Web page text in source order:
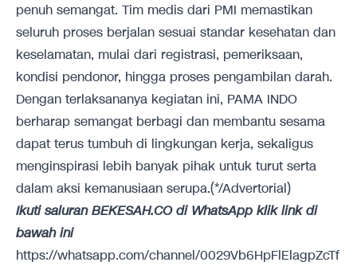
penuh semangat. Tim medis dari PMI memastikan
seluruh proses berjalan sesuai standar kesehatan dan
keselamatan, mulai dari registrasi, pemeriksaan,
kondisi pendonor, hingga proses pengambilan darah.
Dengan terlaksananya kegiatan ini, PAMA INDO
berharap semangat berbagi dan membantu sesama
dapat terus tumbuh di lingkungan kerja, sekaligus
menginspirasi lebih banyak pihak untuk turut serta
dalam aksi kemanusiaan serupa.(*/Advertorial)
Ikuti saluran BEKESAH.CO di WhatsApp klik link di
bawah ini
https://whatsapp.com/channel/0029Vb6HpFlElagpZcTf